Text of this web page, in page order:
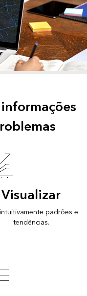
Visualizar
padrões e
tendências.